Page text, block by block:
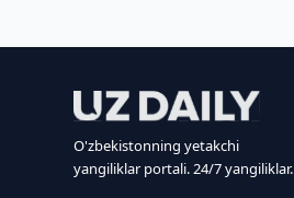
O'zbekistonning yetakchi
yangiliklar portali. 24/7 yangiliklar.